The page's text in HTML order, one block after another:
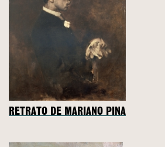
RETRATO DE MARIANO PINA